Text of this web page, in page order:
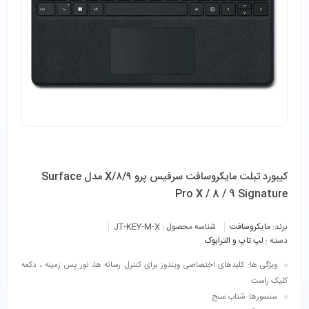
کیبورد تبلت مایکروسافت سرفیس پرو X/۸/۹ مدل Surface
Pro X / 8 / 9 Signature
برند: مایکروسافت شناسه محصول : JT-KEY-M-X
دسته : لپ تاپ و الترابوک
ویژگی ها: کلیدهای اختصاصی ویندوز برای کنترل رسانه ها، نور پس زمینه ، دکمه
کلیک راست
سنسورها: شتاب سنج